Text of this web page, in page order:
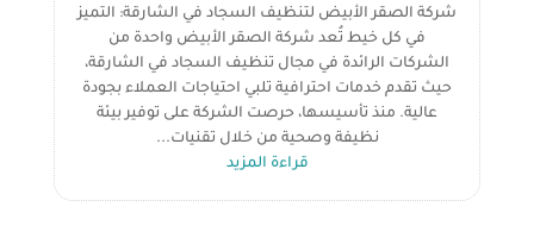
شركة الصقر الأبيض لتنظيف السجاد في الشارقة: التميز
في كل خيط تُعد شركة الصقر الأبيض واحدة من
الشركات الرائدة في مجال تنظيف السجاد في الشارقة،
حيث تقدم خدمات احترافية تلبي احتياجات العملاء بجودة
عالية. منذ تأسيسها، حرصت الشركة على توفير بيئة
نظيفة وصحية من خلال تقنيات...
قراءة المزيد